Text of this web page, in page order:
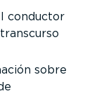
conductor
sobre